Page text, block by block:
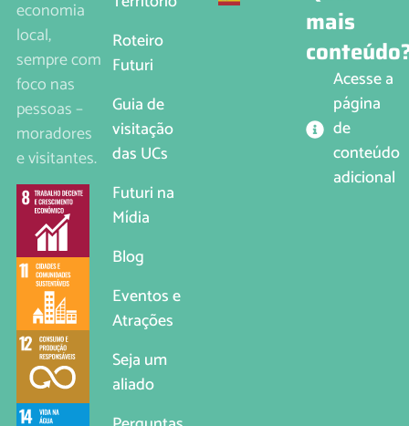
economia
local,
sempre com
foco nas
pessoas –
moradores
e visitantes.
Roteiro
Futuri
Guia de
visitação
das UCs
Futuri na
Mídia
Blog
Eventos e
Atrações
Seja um
aliado
mais
Acesse a
página
de
conteúdo
adicional